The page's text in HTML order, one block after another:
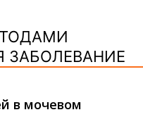
ЗАБОЛЕВАНИЕ
в мочевом